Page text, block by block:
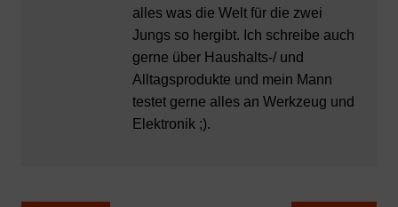
alles was die Welt für die zwei
Jungs so hergibt. Ich schreibe auch
gerne über Haushalts-/ und
Alltagsprodukte und mein Mann
testet gerne alles an Werkzeug und
Elektronik ;).